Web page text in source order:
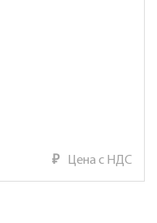
₽ Цена с НДС